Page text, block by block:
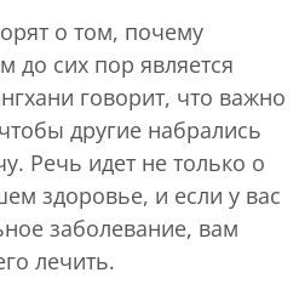
о том, почему
до сих пор является
говорит, что важно
другие набрались
Речь идет не только о
здоровье, и если у вас
заболевание, вам
лечить.